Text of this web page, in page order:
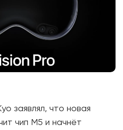
заявлял, что новая
чип M5 и начнёт